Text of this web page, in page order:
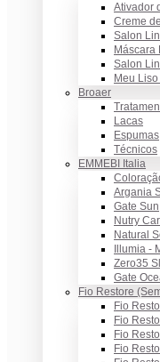
Ativador
Creme
Salon
Máscara
Salon
Meu
Broaer
Lacas
Espumas
Técnicos
EMMEBI Italia
Argania
Gate Sun
Nutry
Natural
Illumia -
Zero35
Gate
Fio Restore
Fio
Fio
Fio
Fio